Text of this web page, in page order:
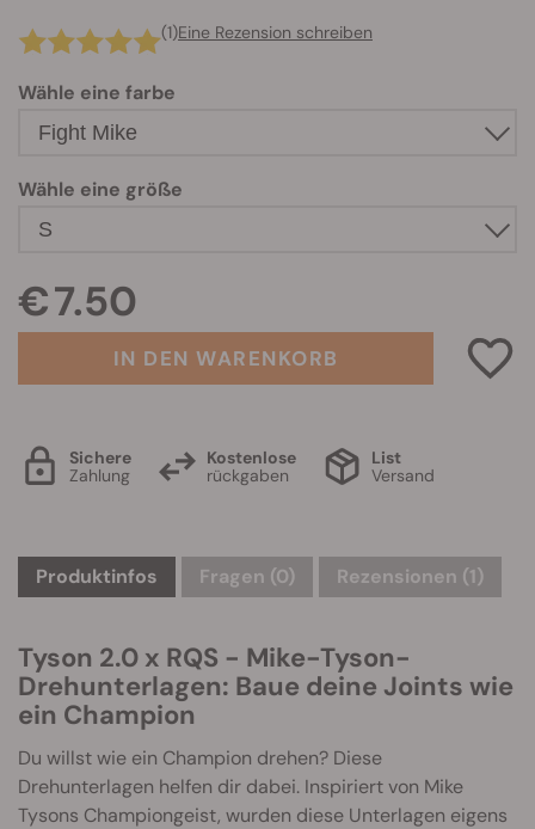
(1)Eine Rezension schreiben
Wähle eine farbe
Wähle eine größe
€ 7.50
IN DEN WARENKORB
Sichere
Zahlung
Kostenlose
rückgaben
List
Versand
Produktinfos Fragen (0) Rezensionen (1)
Tyson 2.0 x RQS - Mike-Tyson-
Drehunterlagen: Baue deine Joints wie
ein Champion
Du willst wie ein Champion drehen? Diese
Drehunterlagen helfen dir dabei. Inspiriert von Mike
Tysons Championgeist, wurden diese Unterlagen eigens